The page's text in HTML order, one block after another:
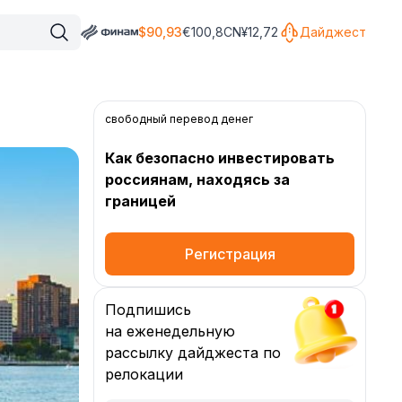
$90,93€100,8CN¥12,72 Дайджест
свободный перевод денег
Как безопасно инвестировать
россиянам, находясь за
границей
Регистрация
Подпишись
на еженедельную
рассылку дайджеста по
релокации